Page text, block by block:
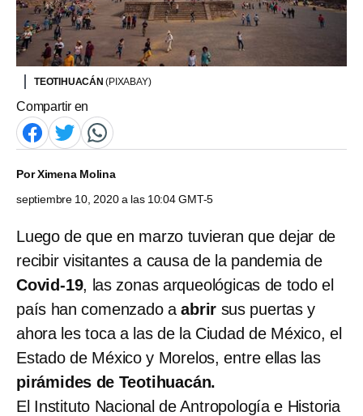
TEOTIHUACÁN(PIXABAY)
Compartir en
PorXimena Molina
septiembre 10, 2020 a las 10:04 GMT-5
Luego de que en marzo tuvieran que dejar de
recibir visitantes a causa de la pandemia de
Covid-19, las zonas arqueológicas de todo el
país han comenzado aabrir sus puertas y
ahora les toca a las de la Ciudad de México, el
Estado de México y Morelos, entre ellas las
pirámides de Teotihuacán.
El Instituto Nacional de Antropología e Historia